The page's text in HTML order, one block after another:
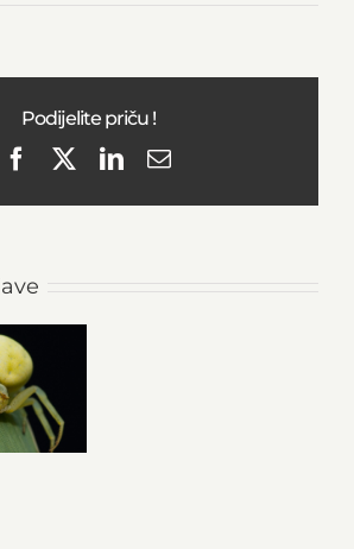
Podijelite priču !
FacebookLinkedIn
Email